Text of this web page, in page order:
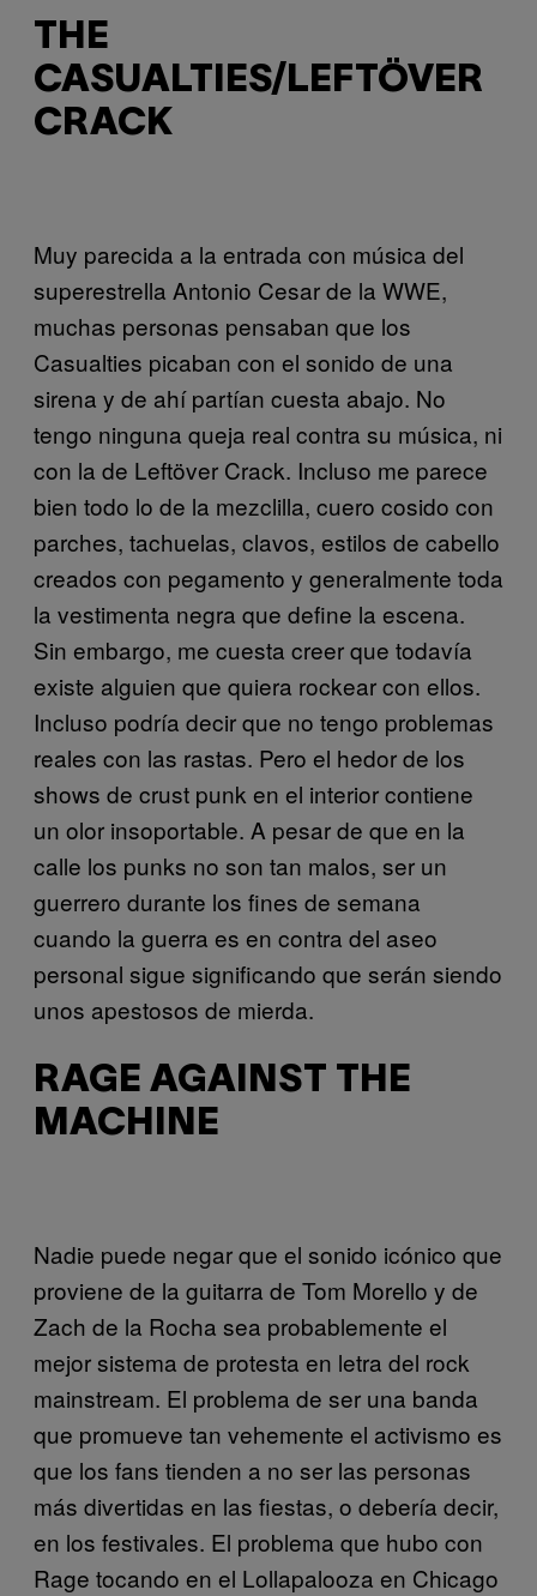
THE
CASUALTIES/LEFTÖVER
CRACK
Muy parecida a la entrada con música del
superestrella Antonio Cesar de la WWE,
muchas personas pensaban que los
Casualties picaban con el sonido de una
sirena y de ahí partían cuesta abajo. No
tengo ninguna queja real contra su música, ni
con la de Leftöver Crack. Incluso me parece
bien todo lo de la mezclilla, cuero cosido con
parches, tachuelas, clavos, estilos de cabello
creados con pegamento y generalmente toda
la vestimenta negra que define la escena.
Sin embargo, me cuesta creer que todavía
existe alguien que quiera rockear con ellos.
Incluso podría decir que no tengo problemas
reales con las rastas. Pero el hedor de los
shows de crust punk en el interior contiene
un olor insoportable. A pesar de que en la
calle los punks no son tan malos, ser un
guerrero durante los fines de semana
cuando la guerra es en contra del aseo
personal sigue significando que serán siendo
unos apestosos de mierda.
RAGE AGAINST THE
MACHINE
Nadie puede negar que el sonido icónico que
proviene de la guitarra de Tom Morello y de
Zach de la Rocha sea probablemente el
mejor sistema de protesta en letra del rock
mainstream. El problema de ser una banda
que promueve tan vehemente el activismo es
que los fans tienden a no ser las personas
más divertidas en las fiestas, o debería decir,
en los festivales. El problema que hubo con
Rage tocando en el Lollapalooza en Chicago